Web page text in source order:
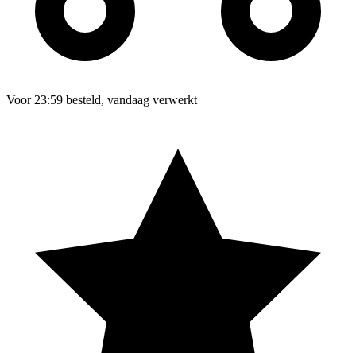
Voor 23:59 besteld, vandaag verwerkt